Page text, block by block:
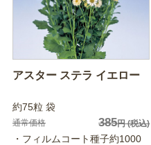
アスター ステラ イエロー
約75粒 袋
通常価格 385円(税込)
・フィルムコート種子約1000